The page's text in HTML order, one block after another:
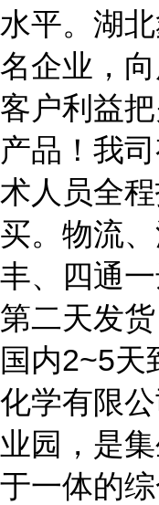
水平。湖
名企业，
客户利益
产品！我
术人员全
买。物流
丰、四通
第二天发
国内2~5天
化学有限
业园，是
于一体的